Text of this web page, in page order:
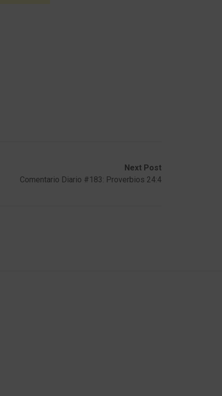
Next Post
Comentario Diario #183: Proverbios 24:4